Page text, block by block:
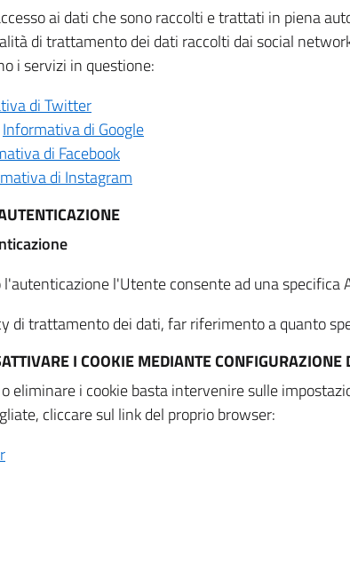
ai dati che sono raccolti e trattati in piena
di trattamento dei dati raccolti dai social
i servizi in questione:
di Twitter
Informativa di Google
di Facebook
di Instagram
l'Utente consente ad una
di trattamento dei dati, far riferimento a quanto
I COOKIE MEDIANTE CONFIGURAZIONE
eliminare i cookie basta intervenire sulle
cliccare sul link del proprio browser: